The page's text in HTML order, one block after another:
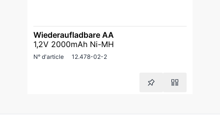
Wiederaufladbare AA
1,2V 2000mAh Ni-MH
N° d'article 12.478-02-2